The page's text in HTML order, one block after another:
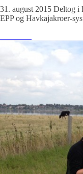
31. august 2015 Deltog
EPP og Havkajakroer-